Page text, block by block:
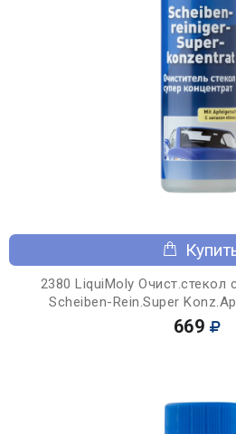
2380 LiquiMoly Очист.стекол
Scheiben-Rein.Super
669